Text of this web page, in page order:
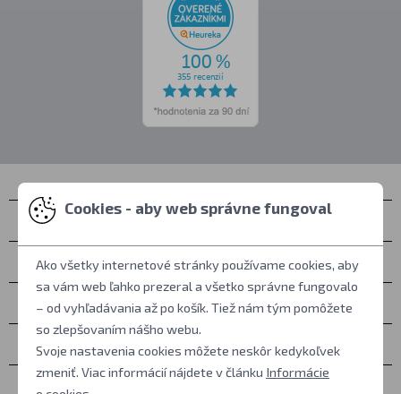
Kontakty
Zastihnete nás
Všetko o nákupe
Ďalšie informácie
Ostatné
Cookies - aby web správne fungoval
Ako všetky internetové stránky používame cookies, aby
sa vám web ľahko prezeral a všetko správne fungovalo
– od vyhľadávania až po košík. Tiež nám tým pomôžete
so zlepšovaním nášho webu.
Svoje nastavenia cookies môžete neskôr kedykoľvek
zmeniť. Viac informácií nájdete v článku Informácie